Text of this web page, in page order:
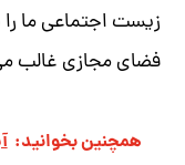
زیست اجتماعی ما
فضای مجازی غالب
همچنین بخوانید: